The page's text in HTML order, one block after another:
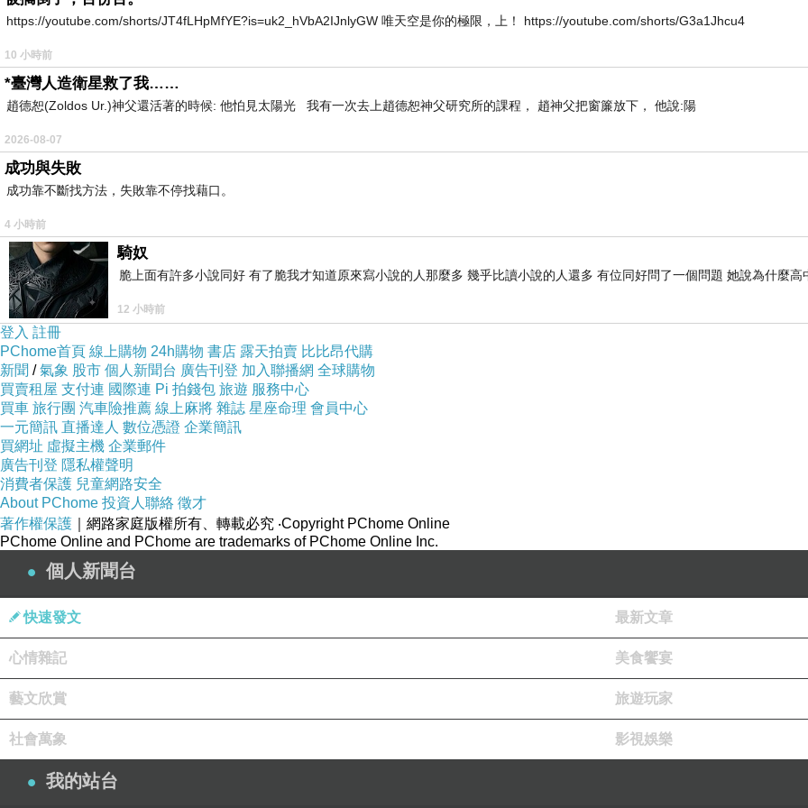
https://youtube.com/shorts/JT4fLHpMfYE?is=uk2_hVbA2IJnlyGW 唯天空是你的極限，上！ https://youtube.com/shorts/G3a1Jhcu4
10 小時前
*臺灣人造衛星救了我……
趙德恕(Zoldos Ur.)神父還活著的時候: 他怕見太陽光 我有一次去上趙德恕神父研究所的課程， 趙神父把窗簾放下， 他說:陽
2026-08-07
成功與失敗
成功靠不斷找方法，失敗靠不停找藉口。
4 小時前
騎奴
脆上面有許多小說同好 有了脆我才知道原來寫小說的人那麼多 幾乎比讀小說的人還多 有位同好問了一個問題 她說為什麼高
12 小時前
登入 註冊
PChome首頁 線上購物 24h購物 書店 露天拍賣 比比昂代購
新聞 /氣象 股市 個人新聞台 廣告刊登 加入聯播網 全球購物
買賣租屋 支付連 國際連 Pi 拍錢包 旅遊 服務中心
買車 旅行團 汽車險推薦 線上麻將 雜誌 星座命理 會員中心
一元簡訊 直播達人 數位憑證 企業簡訊
買網址 虛擬主機 企業郵件
廣告刊登 隱私權聲明
消費者保護 兒童網路安全
About PChome 投資人聯絡 徵才
著作權保護 ｜網路家庭版權所有、轉載必究 ‧Copyright PChome Online
PChome Online and PChome are trademarks of PChome Online Inc.
個人新聞台
快速發文 最新文章
心情雜記 美食饗宴
藝文欣賞 旅遊玩家
社會萬象 影視娛樂
我的站台